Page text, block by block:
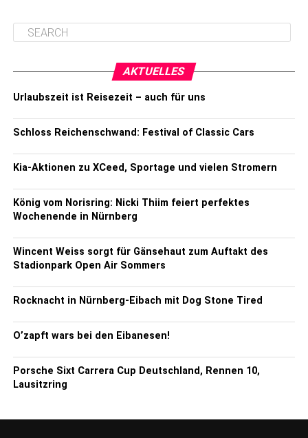
AKTUELLES
Urlaubszeit ist Reisezeit – auch für uns
Schloss Reichenschwand: Festival of Classic Cars
Kia-Aktionen zu XCeed, Sportage und vielen Stromern
König vom Norisring: Nicki Thiim feiert perfektes
Wochenende in Nürnberg
Wincent Weiss sorgt für Gänsehaut zum Auftakt des
Stadionpark Open Air Sommers
Rocknacht in Nürnberg-Eibach mit Dog Stone Tired
O’zapft wars bei den Eibanesen!
Porsche Sixt Carrera Cup Deutschland, Rennen 10,
Lausitzring